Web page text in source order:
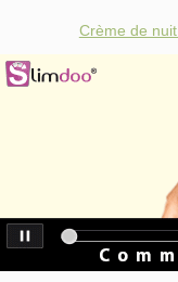
Crème de